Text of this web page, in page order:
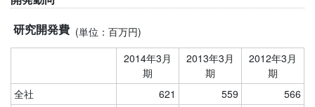
研究開発費 (単位：百万円)
2014年3月
期
2013年3月
期
2012年3月
期
全社
621 559
566